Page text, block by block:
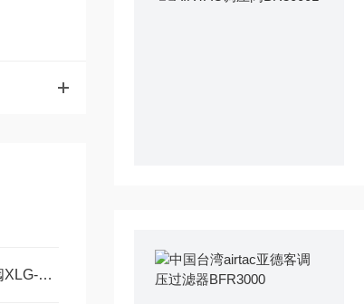
日本SMC铝制高真空阀XLG-25 抗氟强 污染小